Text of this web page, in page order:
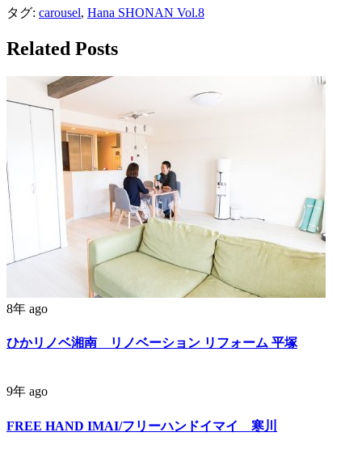
タグ: carousel, Hana SHONAN Vol.8
Related Posts
8年 ago
ひかリノベ湘南 リノベーション リフォーム 平塚
9年 ago
FREE HAND IMAI/フリーハンドイマイ 寒川